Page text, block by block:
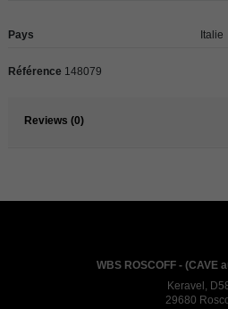
Pays Italie
Référence 148079
Reviews (0)
WBS ROSCOFF - (CAVE
Keravel,
29680